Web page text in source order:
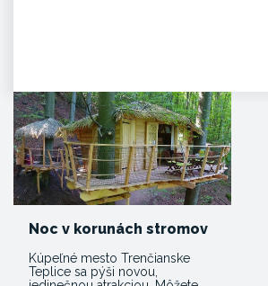
Noc v korunách stromov
Kúpeľné mesto Trenčianske
Teplice sa pýši novou,